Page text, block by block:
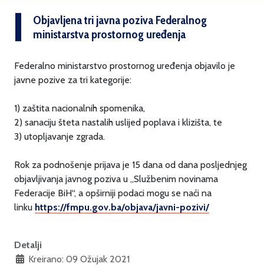
Objavljena tri javna poziva Federalnog
ministarstva prostornog uređenja
Federalno ministarstvo prostornog uređenja objavilo je
javne pozive za tri kategorije:
1) zaštita nacionalnih spomenika,
2) sanaciju šteta nastalih uslijed poplava i klizišta, te
3) utopljavanje zgrada.
Rok za podnošenje prijava je 15 dana od dana posljednjeg
objavljivanja javnog poziva u „Službenim novinama
Federacije BiH“, a opširniji podaci mogu se naći na
linku https://fmpu.gov.ba/objava/javni-pozivi/
Detalji
Kreirano: 09 Ožujak 2021